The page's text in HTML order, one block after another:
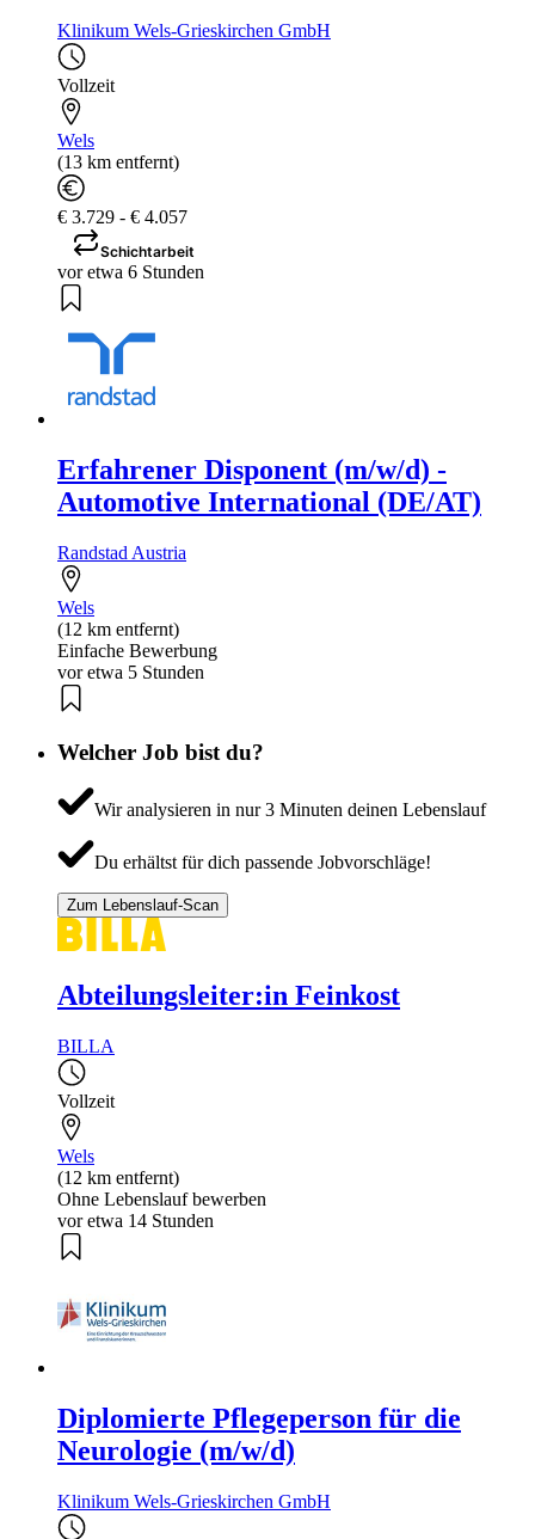
Klinikum Wels-Grieskirchen GmbH
Vollzeit
Wels
(13 km entfernt)
€ 3.729 - € 4.057
Schichtarbeit
vor etwa 6 Stunden
Erfahrener Disponent (m/w/d) -
Automotive International (DE/AT)
Randstad Austria
Wels
(12 km entfernt)
Einfache Bewerbung
vor etwa 5 Stunden
Welcher Job bist du?
Wir analysieren in nur 3 Minuten deinen Lebenslauf
Du erhältst für dich passende Jobvorschläge!
Zum Lebenslauf-Scan
Abteilungsleiter:in Feinkost
BILLA
Vollzeit
Wels
(12 km entfernt)
Ohne Lebenslauf bewerben
vor etwa 14 Stunden
Diplomierte Pflegeperson für die
Neurologie (m/w/d)
Klinikum Wels-Grieskirchen GmbH